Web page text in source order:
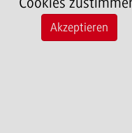
Akzeptieren